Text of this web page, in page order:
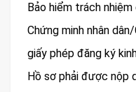
Bảo hiểm trách
Chứng minh nhân
giấy phép đăng ký
Hồ sơ phải được nộp